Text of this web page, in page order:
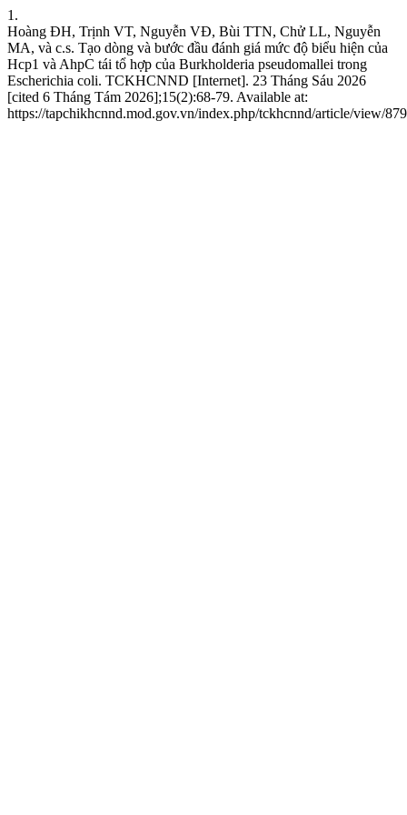
1.
Hoàng ĐH, Trịnh VT, Nguyễn VĐ, Bùi TTN, Chử LL, Nguyễn
MA, và c.s. Tạo dòng và bước đầu đánh giá mức độ biểu hiện của
Hcp1 và AhpC tái tổ hợp của Burkholderia pseudomallei trong
Escherichia coli. TCKHCNND [Internet]. 23 Tháng Sáu 2026
[cited 6 Tháng Tám 2026];15(2):68-79. Available at:
https://tapchikhcnnd.mod.gov.vn/index.php/tckhcnnd/article/view/879